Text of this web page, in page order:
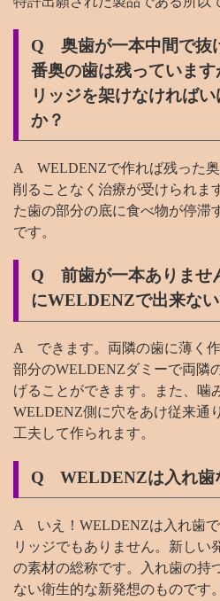
Q 奥歯が一本中間で抜
番奥の歯は残っていま
リッジを架けなければ
か？
A WELDENZで作れば残った
削ることなく治療が受けられま
た歯の部分の底に食べ物が停滞
です。
Q 前歯が一本ありませ
にWELDENZで出来な
A できます。両隣の歯に薄く
部分のWELDENZダミーで両隣
げることができます。また、噛
WELDENZ側に穴をあけ従来通
工夫して作られます。
Q WELDENZは入れ歯
A いえ！WELDENZは入れ歯
リッジでもありません。新しい
の素材の総称です。入れ歯の持
ない衛生的な新発想のものです